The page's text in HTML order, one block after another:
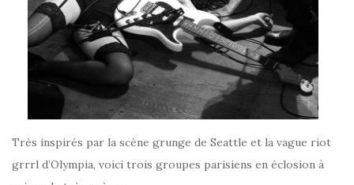
Très inspirés par la scène grunge de Seattle et la vague riot
grrrl d’Olympia, voici trois groupes parisiens en éclosion à